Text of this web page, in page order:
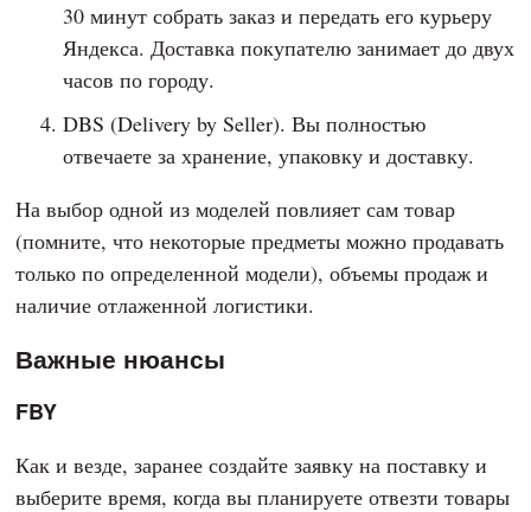
30 минут собрать заказ и передать его курьеру
Яндекса. Доставка покупателю занимает до двух
часов по городу.
DBS (Delivery by Seller). Вы полностью
отвечаете за хранение, упаковку и доставку.
На выбор одной из моделей повлияет сам товар
(помните, что некоторые предметы можно продавать
только по определенной модели), объемы продаж и
наличие отлаженной логистики.
Важные нюансы
FBY
Как и везде, заранее создайте заявку на поставку и
выберите время, когда вы планируете отвезти товары